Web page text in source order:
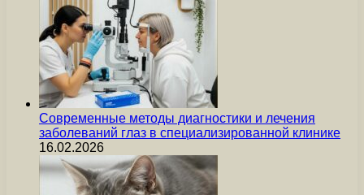
Современные методы диагностики и лечения
заболеваний глаз в специализированной клинике
16.02.2026